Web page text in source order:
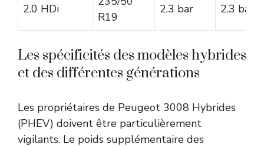
2.0 HDi
R19
2.3 bar 2.3 bar
Les spécificités des modèles hybrides
et des différentes générations
Les propriétaires de Peugeot 3008 Hybrides
(PHEV) doivent être particulièrement
vigilants. Le poids supplémentaire des